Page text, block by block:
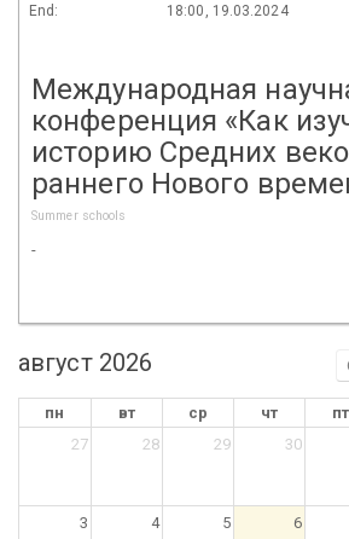
End: 18:00, 19.03.2024
Международная
конференция «Как
историю Средних
раннего Нового
Summer schools
-
август 2026
пн вт ср чт пт
27
28 29 30
3 4 5 6